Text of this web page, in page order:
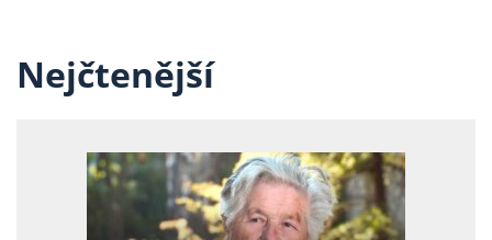
Nejčtenější